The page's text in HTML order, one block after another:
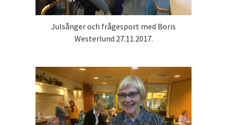
Julsånger och frågesport med Boris
Westerlund 27.11.2017.